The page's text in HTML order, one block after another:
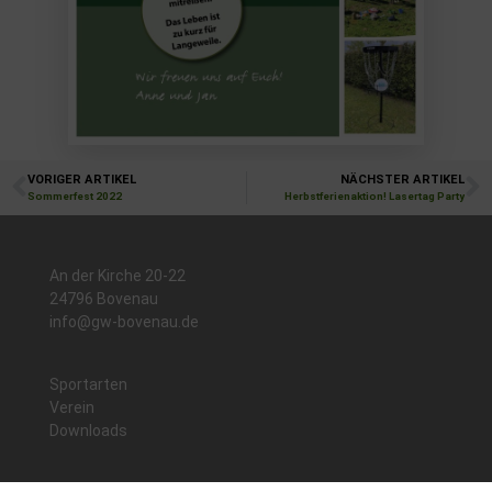
VORIGER ARTIKEL
Sommerfest 2022
NÄCHSTER ARTIKEL
Herbstferienaktion! Lasertag Party
An der Kirche 20-22
24796 Bovenau
info@gw-bovenau.de
Sportarten
Verein
Downloads